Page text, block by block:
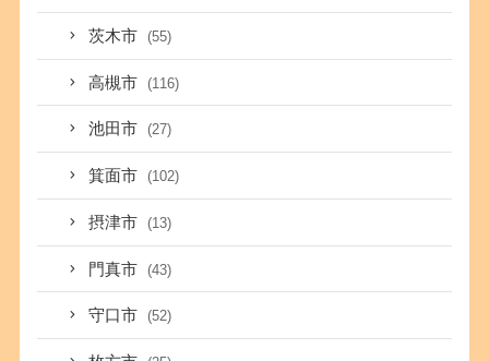
茨木市 (55)
高槻市 (116)
池田市 (27)
箕面市 (102)
摂津市 (13)
門真市 (43)
守口市 (52)